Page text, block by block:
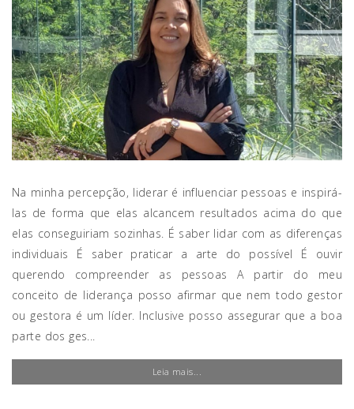
Na minha percepção, liderar é influenciar pessoas e inspirá-
las de forma que elas alcancem resultados acima do que
elas conseguiriam sozinhas. É saber lidar com as diferenças
individuais É saber praticar a arte do possível É ouvir
querendo compreender as pessoas A partir do meu
conceito de liderança posso afirmar que nem todo gestor
ou gestora é um líder. Inclusive posso assegurar que a boa
parte dos ges...
Leia mais...